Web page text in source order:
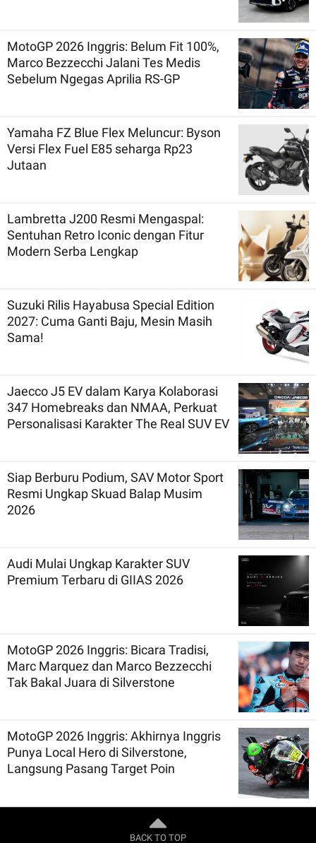
MotoGP 2026 Inggris: Belum Fit 100%,
Marco Bezzecchi Jalani Tes Medis
Sebelum Ngegas Aprilia RS-GP
Yamaha FZ Blue Flex Meluncur: Byson
Versi Flex Fuel E85 seharga Rp23
Jutaan
Lambretta J200 Resmi Mengaspal:
Sentuhan Retro Iconic dengan Fitur
Modern Serba Lengkap
Suzuki Rilis Hayabusa Special Edition
2027: Cuma Ganti Baju, Mesin Masih
Sama!
Jaecco J5 EV dalam Karya Kolaborasi
347 Homebreaks dan NMAA, Perkuat
Personalisasi Karakter The Real SUV EV
Siap Berburu Podium, SAV Motor Sport
Resmi Ungkap Skuad Balap Musim
2026
Audi Mulai Ungkap Karakter SUV
Premium Terbaru di GIIAS 2026
MotoGP 2026 Inggris: Bicara Tradisi,
Marc Marquez dan Marco Bezzecchi
Tak Bakal Juara di Silverstone
MotoGP 2026 Inggris: Akhirnya Inggris
Punya Local Hero di Silverstone,
Langsung Pasang Target Poin
BACK TO TOP